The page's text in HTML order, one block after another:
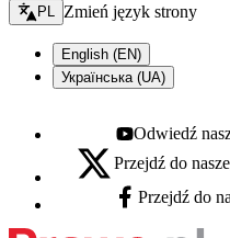
Zmień język - bieżący:
PL Zmień język strony
English (EN)
Українська (UA)
Youtube - otwiera
Odwiedź
X - otwiera się w nowej
Przejdź do
Facebook - otwiera
Przejdź do